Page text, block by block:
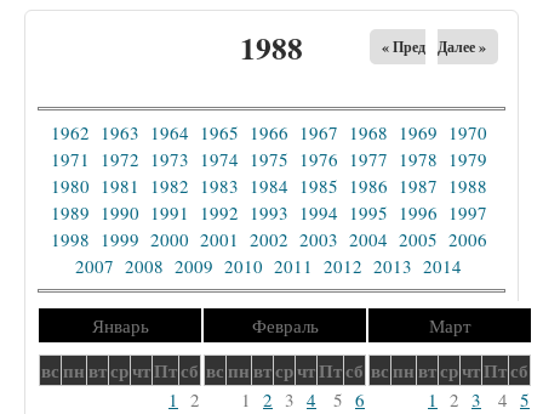
1988 « Пред Далее »
1962 1963 1964 1965 1966 1967 1968 1969 1970
1971
1972 1973 1974 1975 1976 1977 1978 1979
1980 1981 1982 1983 1984 1985 1986 1987 1988
1989 1990 1991 1992 1993 1994 1995 1996 1997
1998 1999 2000 2001 2002 2003 2004 2005 2006
2007 2008 2009 2010 2011 2012 2013 2014
Январь
вс пн втсрчтПтсб
1 2
Февраль
вс пн втсрчтПтсб
1 2 3 4 5 6
Март
вс пн втсрчтПтсб
1 2 3 4 5